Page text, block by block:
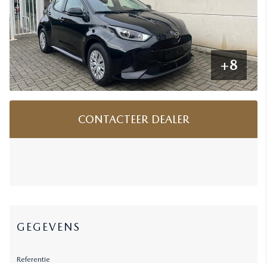
+8
CONTACTEER DEALER
GEGEVENS
Referentie